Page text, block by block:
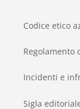
Codice etico
Regolamento
Incidenti e
Sigla